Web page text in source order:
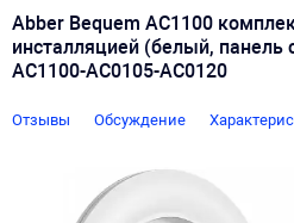
Abber Bequem AC1100
инсталляцией (белый,
AC1100-AC0105-AC0120
Отзывы Обсуждение